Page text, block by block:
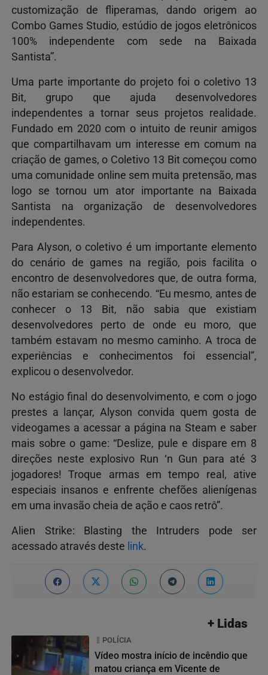
customização de fliperamas, dando origem ao
Combo Games Studio, estúdio de jogos eletrônicos
100% independente com sede na Baixada
Santista”.
Uma parte importante do projeto foi o coletivo 13
Bit, grupo que ajuda desenvolvedores
independentes a tornar seus projetos realidade.
Fundado em 2020 com o intuito de reunir amigos
que compartilhavam um interesse em comum na
criação de games, o Coletivo 13 Bit começou como
uma comunidade online sem muita pretensão, mas
logo se tornou um ator importante na Baixada
Santista na organização de desenvolvedores
independentes.
Para Alyson, o coletivo é um importante elemento
do cenário de games na região, pois facilita o
encontro de desenvolvedores que, de outra forma,
não estariam se conhecendo. “Eu mesmo, antes de
conhecer o 13 Bit, não sabia que existiam
desenvolvedores perto de onde eu moro, que
também estavam no mesmo caminho. A troca de
experiências e conhecimentos foi essencial”,
explicou o desenvolvedor.
No estágio final do desenvolvimento, e com o jogo
prestes a lançar, Alyson convida quem gosta de
videogames a acessar a página na Steam e saber
mais sobre o game: “Deslize, pule e dispare em 8
direções neste explosivo Run ‘n Gun para até 3
jogadores! Troque armas em tempo real, ative
especiais insanos e enfrente chefões alienígenas
em uma invasão cheia de ação e caos retrô”.
Alien Strike: Blasting the Intruders pode ser
acessado através deste link.
+ Lidas
POLÍCIA
Vídeo mostra início de incêndio que
matou criança em Vicente de